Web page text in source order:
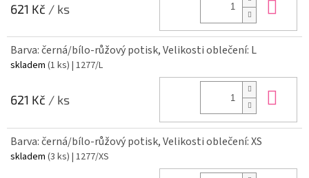
621 Kč / ks
Barva: černá/bílo-růžový potisk, Velikosti oblečení: L
skladem (1 ks) | 1277/L
621 Kč / ks
Barva: černá/bílo-růžový potisk, Velikosti oblečení: XS
skladem (3 ks) | 1277/XS